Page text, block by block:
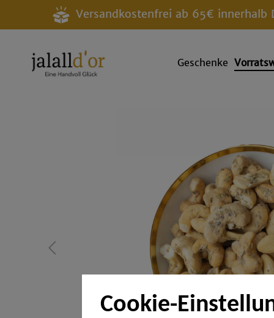
Versandkostenfrei ab 65€ innerhalb
Geschenke
Cookie-